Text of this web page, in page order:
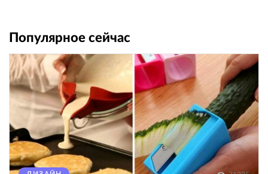
Популярное сейчас